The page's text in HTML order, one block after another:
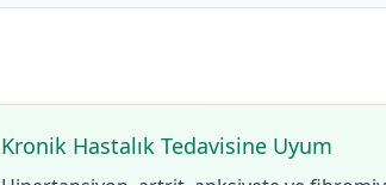
Kronik Hastalık Tedavisine Uyum